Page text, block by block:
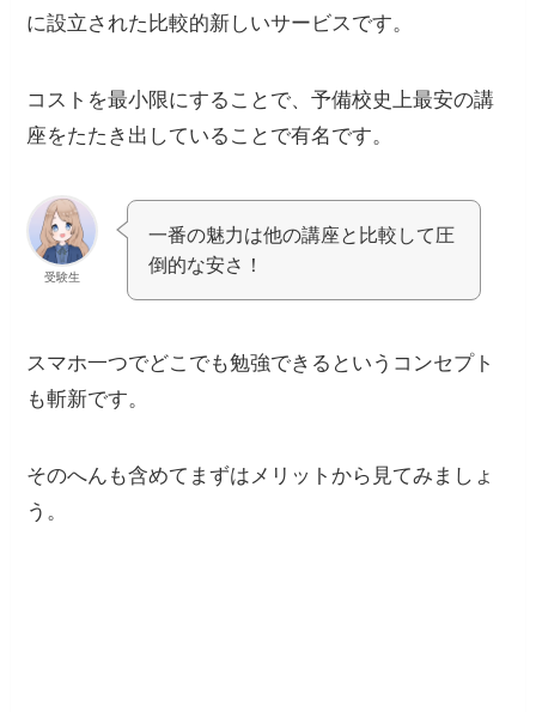
に設立された比較的新しいサービスです。
コストを最小限にすることで、予備校史上最安の講
座をたたき出していることで有名です。
受験生
一番の魅力は他の講座と比較して圧
倒的な安さ！
スマホ一つでどこでも勉強できるというコンセプト
も斬新です。
そのへんも含めてまずはメリットから見てみましょ
う。